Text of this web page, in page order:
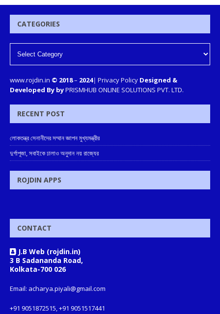
CATEGORIES
www.rojdin.in © 2018– 2024| Privacy Policy Designed &
Developed By byPRISMHUB ONLINE SOLUTIONS PVT. LTD.
RECENT POST
লোকতন্ত্র সেনানীদের সম্মান জ্ঞাপন মুখ্যমন্ত্রীর
দুর্গাপূজা, সবাইকে ঢালাও অনুদান নয় রাজ্যের
ROJDIN APPS
CONTACT
J.B Web (rojdin.in)
3 B Sadananda Road,
Kolkata-700 026
Email: acharya.piyali@gmail.com
+91 9051872515, +91 9051517441